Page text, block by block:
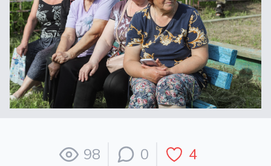
98 0 4